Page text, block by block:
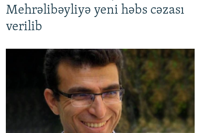
Mehrəlibəyliyə yeni həbs cəzası
verilib